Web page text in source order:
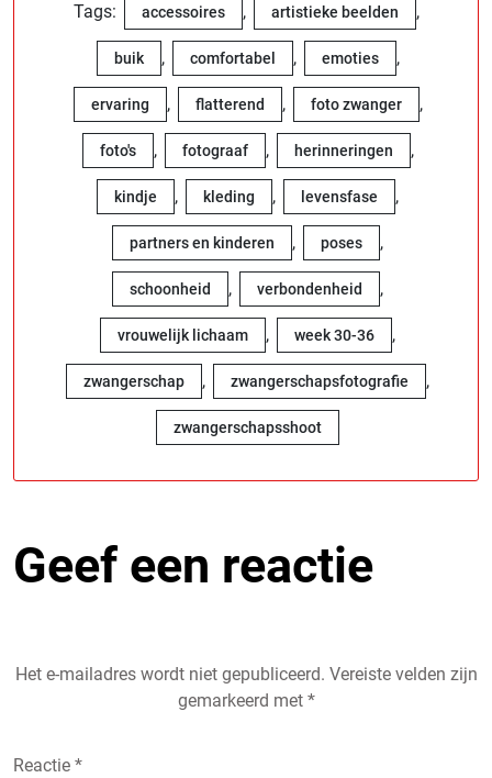
Tags: accessoires , artistieke beelden ,
buik , comfortabel , emoties ,
ervaring , flatterend , foto zwanger ,
foto's , fotograaf , herinneringen ,
kindje , kleding , levensfase ,
partners en kinderen , poses ,
schoonheid , verbondenheid ,
vrouwelijk lichaam , week 30-36 ,
zwangerschap , zwangerschapsfotografie ,
zwangerschapsshoot
Geef een reactie
Het e-mailadres wordt niet gepubliceerd. Vereiste velden zijn
gemarkeerd met *
Reactie *